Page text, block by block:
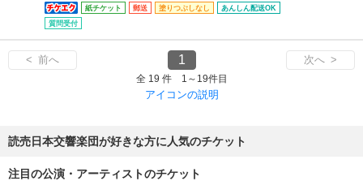
紙チケット 郵送 塗りつぶしなし
あんしん配送OK
質問受付
< 前へ 1 次へ >
全 19 件 1～19件目
アイコンの説明
読売日本交響楽団が好きな方に人気のチケット
注目の公演・アーティストのチケット